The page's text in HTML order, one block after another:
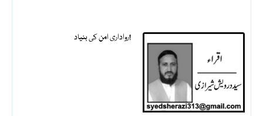
رواداری امن کی بنیاد!